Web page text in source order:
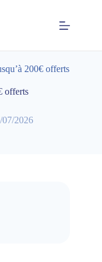
200€ offerts
offerts
07/2026